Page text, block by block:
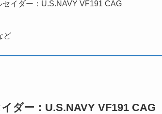
イダー：U.S.NAVY VF191 CAG
ど
ダー：U.S.NAVY VF191 CAG